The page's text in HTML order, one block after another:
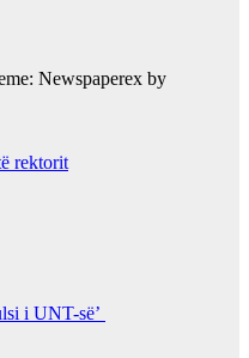
Newspaperex by
rektorit
i UNT-së’